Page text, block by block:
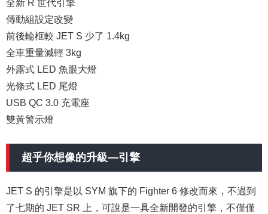
全新 R 世代引擎
傳動組設定改變
前後輪框較 JET S 少了 1.4kg
全車重量減輕 3kg
外露式 LED 魚眼大燈
光條式 LED 尾燈
USB QC 3.0 充電座
雙黃警示燈
超乎你想像的升級—引擎
JET S 的引擎是以 SYM 旗下的 Fighter 6 修改而來，不過到
了七期的 JET SR 上，可說是一具全新開發的引擎，不僅僅